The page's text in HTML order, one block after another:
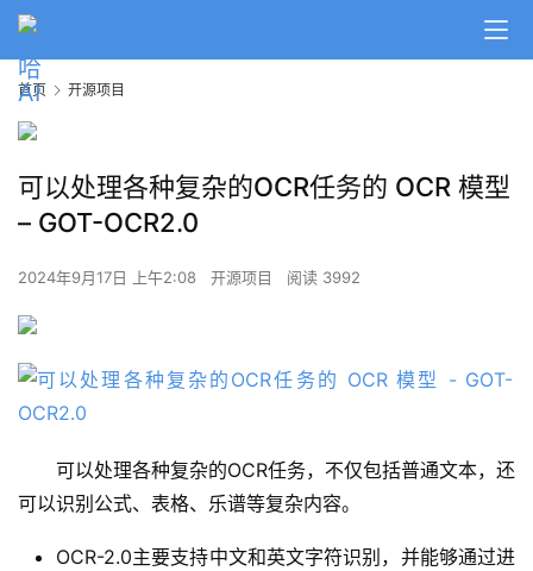
A
首页 开源项目
可以处理各种复杂的OCR任务的 OCR 模型
– GOT-OCR2.0
2024年9月17日 上午2:08 开源项目 阅读 3992
可以处理各种复杂的OCR任务，不仅包括普通文本，还
可以识别公式、表格、乐谱等复杂内容。
OCR-2.0主要支持中文和英文字符识别，并能够通过进